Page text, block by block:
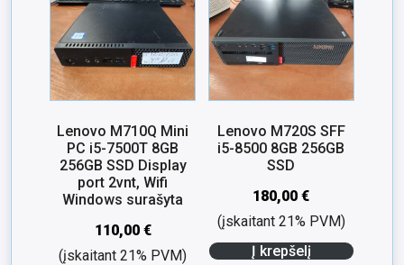
Lenovo M710Q Mini
PC i5-7500T 8GB
256GB SSD Display
port 2vnt, Wifi
Windows surašyta
110,00 €
(įskaitant 21% PVM)
Lenovo M720S SFF
i5-8500 8GB 256GB
SSD
180,00€
(įskaitant 21% PVM)
Į krepšelį